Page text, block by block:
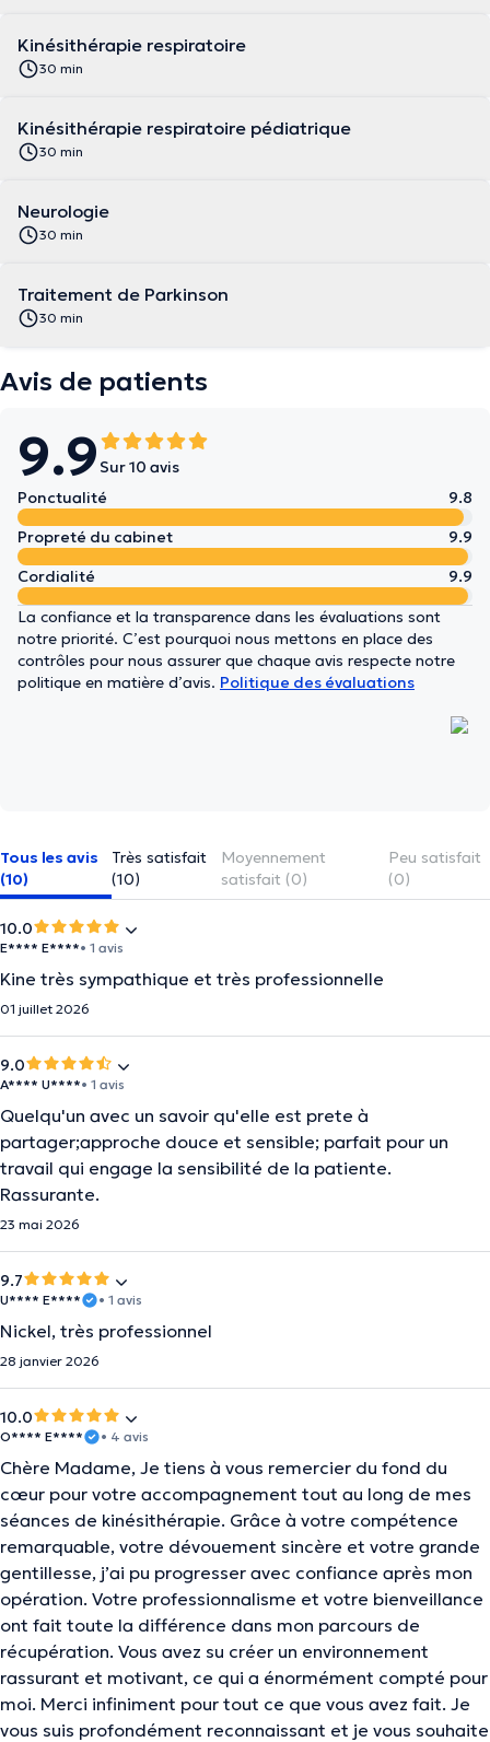
Kinésithérapie respiratoire
30 min
Kinésithérapie respiratoire pédiatrique
30 min
Neurologie
30 min
Traitement de Parkinson
30 min
Avis de patients
9.9 Sur 10 avis
Ponctualité
9.8
Propreté du cabinet
9.9
Cordialité
9.9
La confiance et la transparence dans les évaluations sont
notre priorité. C’est pourquoi nous mettons en place des
contrôles pour nous assurer que chaque avis respecte notre
politique en matière d’avis. Politique des évaluations
Tous les avis
(10)
Très satisfait
(10)
Moyennement
satisfait (0)
Peu satisfait
(0)
10.0
E**** E****• 1 avis
Kine très sympathique et très professionnelle
01 juillet 2026
9.0
A**** U****• 1 avis
Quelqu'un avec un savoir qu'elle est prete à
partager;approche douce et sensible; parfait pour un
travail qui engage la sensibilité de la patiente.
Rassurante.
23 mai 2026
9.7
U**** E**** • 1 avis
Nickel, très professionnel
28 janvier 2026
10.0
O**** E**** • 4 avis
Chère Madame, Je tiens à vous remercier du fond du
cœur pour votre accompagnement tout au long de mes
séances de kinésithérapie. Grâce à votre compétence
remarquable, votre dévouement sincère et votre grande
gentillesse, j’ai pu progresser avec confiance après mon
opération. Votre professionnalisme et votre bienveillance
ont fait toute la différence dans mon parcours de
récupération. Vous avez su créer un environnement
rassurant et motivant, ce qui a énormément compté pour
moi. Merci infiniment pour tout ce que vous avez fait. Je
vous suis profondément reconnaissant et je vous souhaite